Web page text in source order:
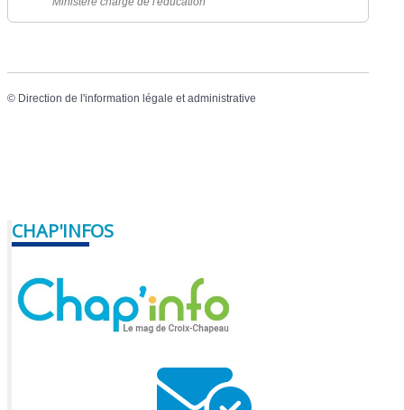
© Direction de l'information légale et administrative
CHAP'INFOS